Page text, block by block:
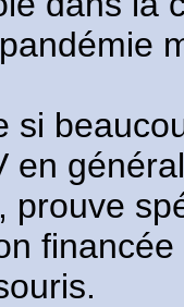
si
en
prouve